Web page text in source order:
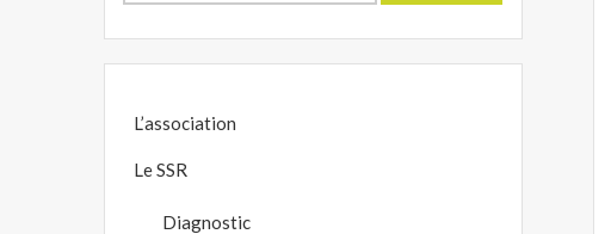
L’association
Le SSR
Diagnostic